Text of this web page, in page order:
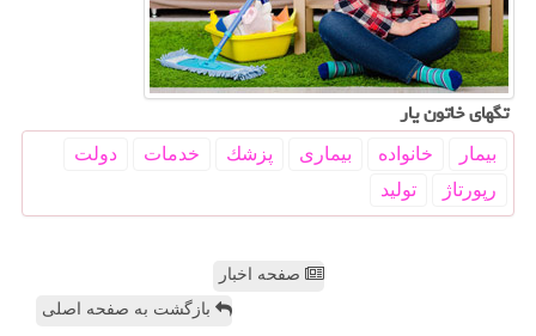
تگهای خاتون یار
بیمار خانواده بیماری پزشك خدمات
دولت
رپورتاژ
تولید
صفحه اخبار
بازگشت به صفحه اصلی